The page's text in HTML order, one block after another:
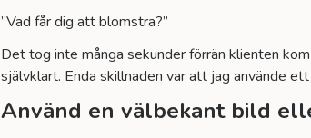
”Vad får dig att blomstra?”
Det tog inte många sekunder förrän klienten
självklart. Enda skillnaden var att jag använde
Använd en välbekant bild